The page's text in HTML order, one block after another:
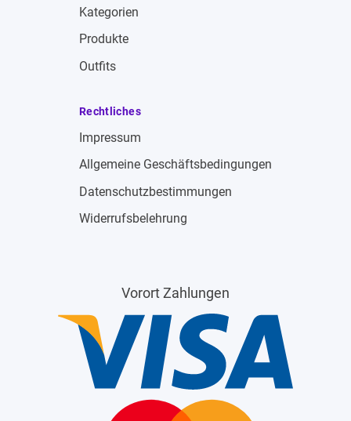
Kategorien
Produkte
Outfits
Rechtliches
Impressum
Allgemeine Geschäftsbedingungen
Datenschutzbestimmungen
Widerrufsbelehrung
Vorort Zahlungen